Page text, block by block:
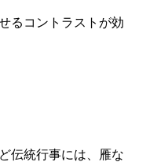
るコントラストが効
伝統行事には、雁な